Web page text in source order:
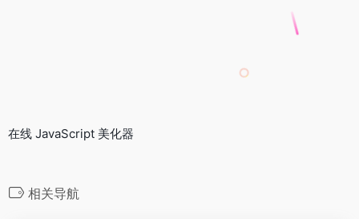
在线 JavaScript 美化器
相关导航